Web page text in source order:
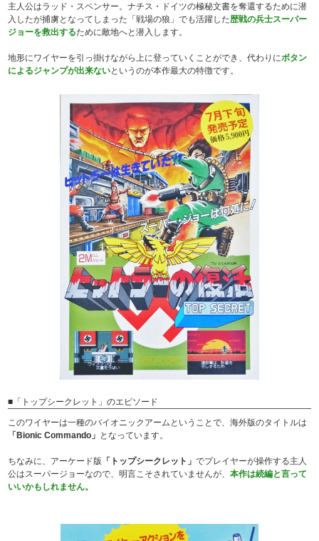
主人公はラッド・スペンサー。ナチス・ドイツの極秘文書を奪還するために潜
入したが捕虜となってしまった「戦場の狼」でも活躍した歴戦の兵士スーパー
ジョーを救出するために敵地へと潜入します。
地形にワイヤーを引っ掛けながら上に登っていくことができ、代わりにボタン
によるジャンプが出来ないというのが本作最大の特徴です。
■「トップシークレット」のエピソード
このワイヤーは一種のバイオニックアームということで、海外版のタイトルは
「Bionic Commando」 となっています。
ちなみに、アーケード版 「トップシークレット」でプレイヤーが操作する主人
公はスーパージョーなので、明言こそされていませんが、本作は続編と言って
いいかもしれません。